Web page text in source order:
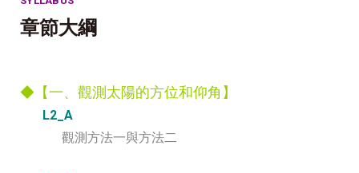
章節大綱
◆【一、觀測太陽的方位和仰角】
L2_A
觀測方法一與方法二